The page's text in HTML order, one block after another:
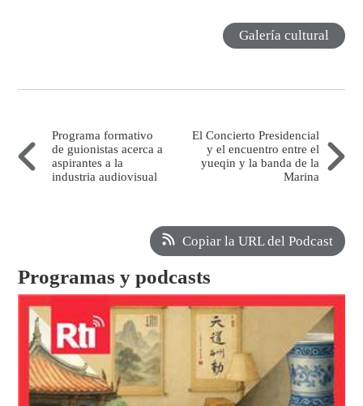
Galería cultural
Programa formativo
de guionistas acerca a
aspirantes a la
industria audiovisual
El Concierto Presidencial
y el encuentro entre el
yueqin y la banda de la
Marina
Copiar la URL del Podcast
Programas y podcasts